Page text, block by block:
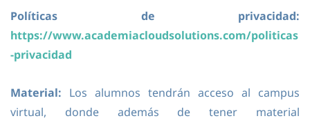
Políticas de privacidad:
https://www.academiacloudsolutions.com/politicas
-privacidad
Material: Los alumnos tendrán acceso al campus
virtual, donde además de tener material